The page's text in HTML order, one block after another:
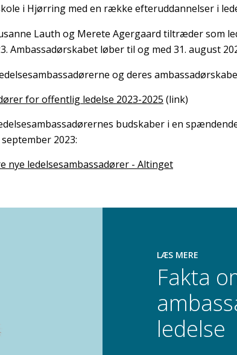
i Hjørring med en række efteruddannelser i
Lauth og Merete Agergaard tiltræder som
Ambassadørskabet løber til og med 31. august
og deres
for offentlig ledelse 2023-2025 (link)
budskaber i en
2023:
nye ledelsesambassadører - Altinget
LÆS MERE
Fakta
ledelse